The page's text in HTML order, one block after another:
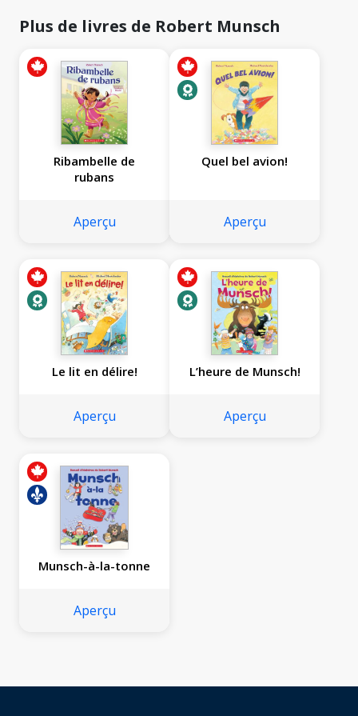
Plus de livres de Robert Munsch
Ribambelle de
rubans
Aperçu
Quel bel avion!
Aperçu
Le lit en délire!
Aperçu
L’heure de Munsch!
Aperçu
Munsch-à-la-tonne
Aperçu